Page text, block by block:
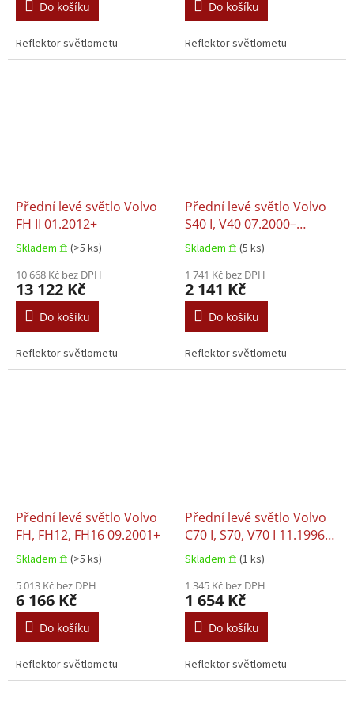
Do košíku
Reflektor světlometu
Do košíku
Reflektor světlometu
Přední levé světlo Volvo
FH II 01.2012+
Skladem 𖠿 (>5 ks)
10 668 Kč bez DPH
13 122 Kč
Do košíku
Reflektor světlometu
Přední levé světlo Volvo
S40 I, V40 07.2000–
12.2004
Skladem 𖠿 (5 ks)
1 741 Kč bez DPH
2 141 Kč
Do košíku
Reflektor světlometu
Přední levé světlo Volvo
FH, FH12, FH16 09.2001+
Skladem 𖠿 (>5 ks)
5 013 Kč bez DPH
6 166 Kč
Do košíku
Reflektor světlometu
Přední levé světlo Volvo
C70 I, S70, V70 I 11.1996–
10.2005
Skladem 𖠿 (1 ks)
1 345 Kč bez DPH
1 654 Kč
Do košíku
Reflektor světlometu